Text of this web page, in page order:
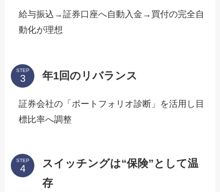
給与振込→証券口座へ自動入金→買付の完全自
動化が理想
STEP 年1回のリバランス
証券会社の「ポートフォリオ診断」を活用し目
標比率へ調整
STEP
スイッチングは“保険”として温
存